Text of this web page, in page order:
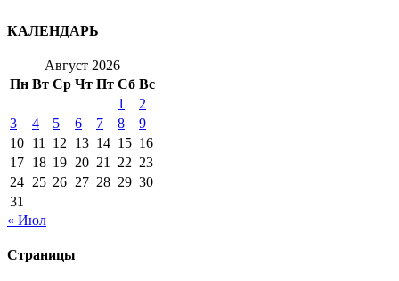
КАЛЕНДАРЬ
Август 2026
Пн Вт Ср Чт Пт Сб Вс
1
2
3
4 5 6 7 8
9
10 11 12 13 14 15 16
17 18 19 20 21 22 23
24 25 26 27 28 29 30
31
« Июл
Страницы